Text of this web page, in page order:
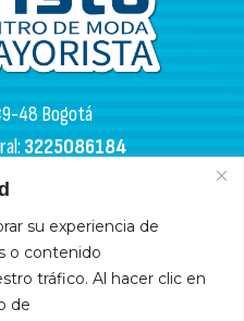
su experiencia de
o contenido
tráfico. Al hacer clic en
de
48 Bogotá
3225086184
APERTURA
a. m. - 6:00 p. m.
9:00 a. m. - 6:00 p. m.